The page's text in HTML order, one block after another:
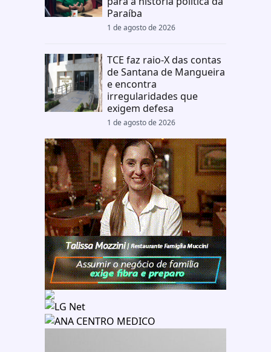
Paraíba
1 de agosto de 2026
TCE faz raio-X das contas
de Santana de Mangueira
e encontra
irregularidades que
exigem defesa
1 de agosto de 2026